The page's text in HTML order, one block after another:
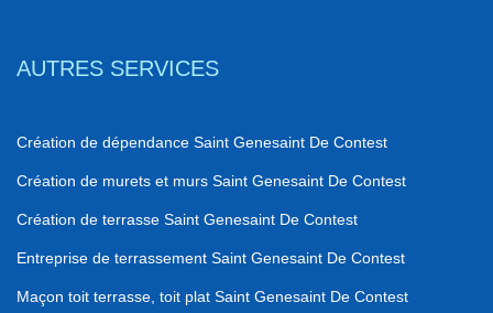
AUTRES SERVICES
Création de dépendance Saint Genesaint De Contest
Création de murets et murs Saint Genesaint De Contest
Création de terrasse Saint Genesaint De Contest
Entreprise de terrassement Saint Genesaint De Contest
Maçon toit terrasse, toit plat Saint Genesaint De Contest